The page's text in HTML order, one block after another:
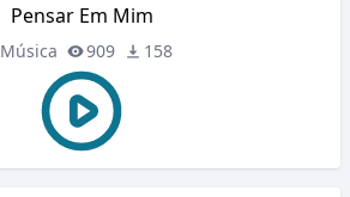
Pensar Em Mim
Música 909 158